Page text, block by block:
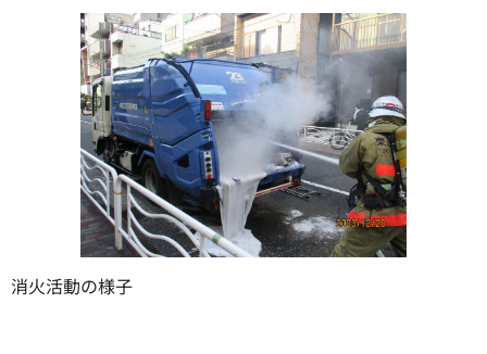
消火活動の様子